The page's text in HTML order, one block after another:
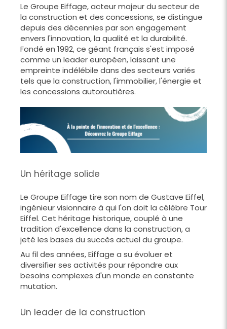
Le Groupe Eiffage, acteur majeur du secteur de
la construction et des concessions, se distingue
depuis des décennies par son engagement
envers l'innovation, la qualité et la durabilité.
Fondé en 1992, ce géant français s'est imposé
comme un leader européen, laissant une
empreinte indélébile dans des secteurs variés
tels que la construction, l'immobilier, l'énergie et
les concessions autoroutières.
Un héritage solide
Le Groupe Eiffage tire son nom de Gustave Eiffel,
ingénieur visionnaire à qui l'on doit la célèbre Tour
Eiffel. Cet héritage historique, couplé à une
tradition d'excellence dans la construction, a
jeté les bases du succès actuel du groupe.
Au fil des années, Eiffage a su évoluer et
diversifier ses activités pour répondre aux
besoins complexes d'un monde en constante
mutation.
Un leader de la construction